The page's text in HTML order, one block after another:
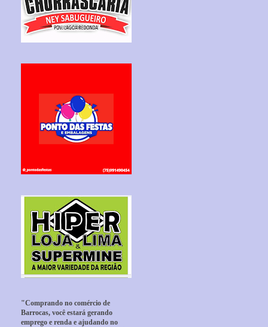
"Comprando no comércio de
Barrocas, você estará gerando
emprego e renda e ajudando no